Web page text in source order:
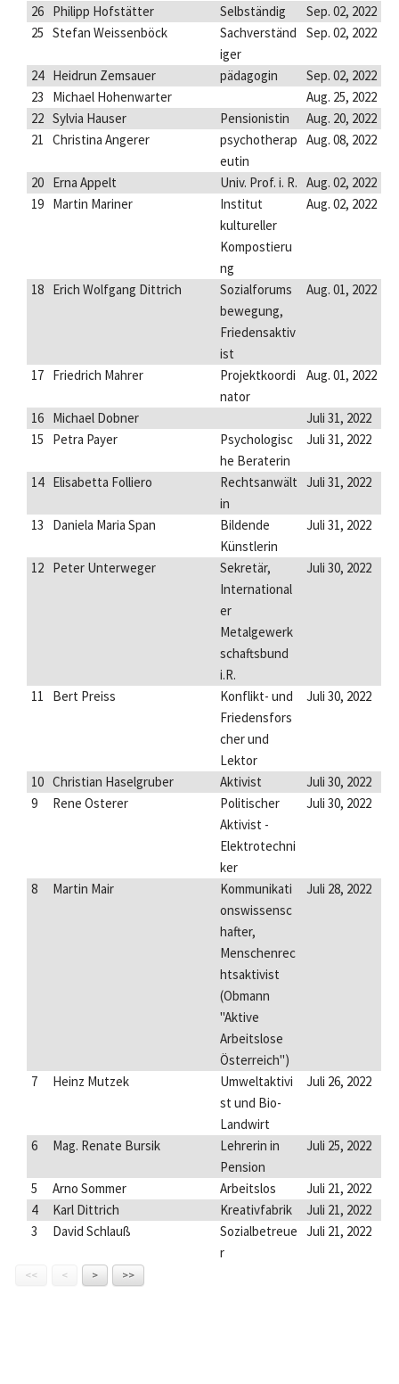
26 Philipp Hofstätter Selbständig
Sep. 02, 2022
25 Stefan Weissenböck
Sachverständ
iger
Sep. 02, 2022
24 Heidrun Zemsauer pädagogin
Sep. 02, 2022
23
Michael Hohenwarter
Aug. 25, 2022
22 Sylvia Hauser Pensionistin
Aug. 20, 2022
21 Christina Angerer
psychotherap
eutin
Aug. 08, 2022
20 Erna Appelt Univ. Prof. i. R. Aug. 02, 2022
19 Martin Mariner
Institut
kultureller
Kompostieru
ng
Aug. 02, 2022
18 Erich Wolfgang Dittrich
Sozialforums
bewegung,
Friedensaktiv
ist
Aug. 01, 2022
17 Friedrich Mahrer
Projektkoordi
nator
Aug. 01, 2022
16 Michael Dobner
Juli 31, 2022
15
Petra Payer
Psychologisc
he Beraterin
Juli 31, 2022
14 Elisabetta Folliero
Rechtsanwält
in
Juli 31, 2022
13 Daniela Maria Span
Bildende
Künstlerin
Juli 31, 2022
12 Peter Unterweger
Sekretär,
International
er
Metalgewerk
schaftsbund
i.R.
Juli 30, 2022
11 Bert Preiss
Konflikt- und
Friedensfors
cher und
Lektor
Juli 30, 2022
10 Christian Haselgruber Aktivist
Juli 30, 2022
9
Rene Osterer
Politischer
Aktivist -
Elektrotechni
ker
Juli 30, 2022
8 Martin Mair
Kommunikati
onswissensc
hafter,
Menschenrec
htsaktivist
(Obmann
"Aktive
Arbeitslose
Österreich")
Juli 28, 2022
7 Heinz Mutzek
Umweltaktivi
st und Bio-
Landwirt
Juli 26, 2022
6 Mag. Renate Bursik
Lehrerin in
Pension
Juli 25, 2022
5 Arno Sommer Arbeitslos
Juli 21, 2022
4
Karl Dittrich Kreativfabrik
Juli 21, 2022
3
David Schlauß
Sozialbetreue
r
Juli 21, 2022
<< < > >>